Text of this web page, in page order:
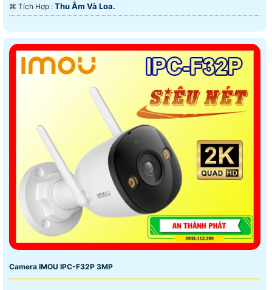
️⌘ Tích Hợp : Thu Âm Và Loa.
Camera IMOU IPC-F32P 3MP